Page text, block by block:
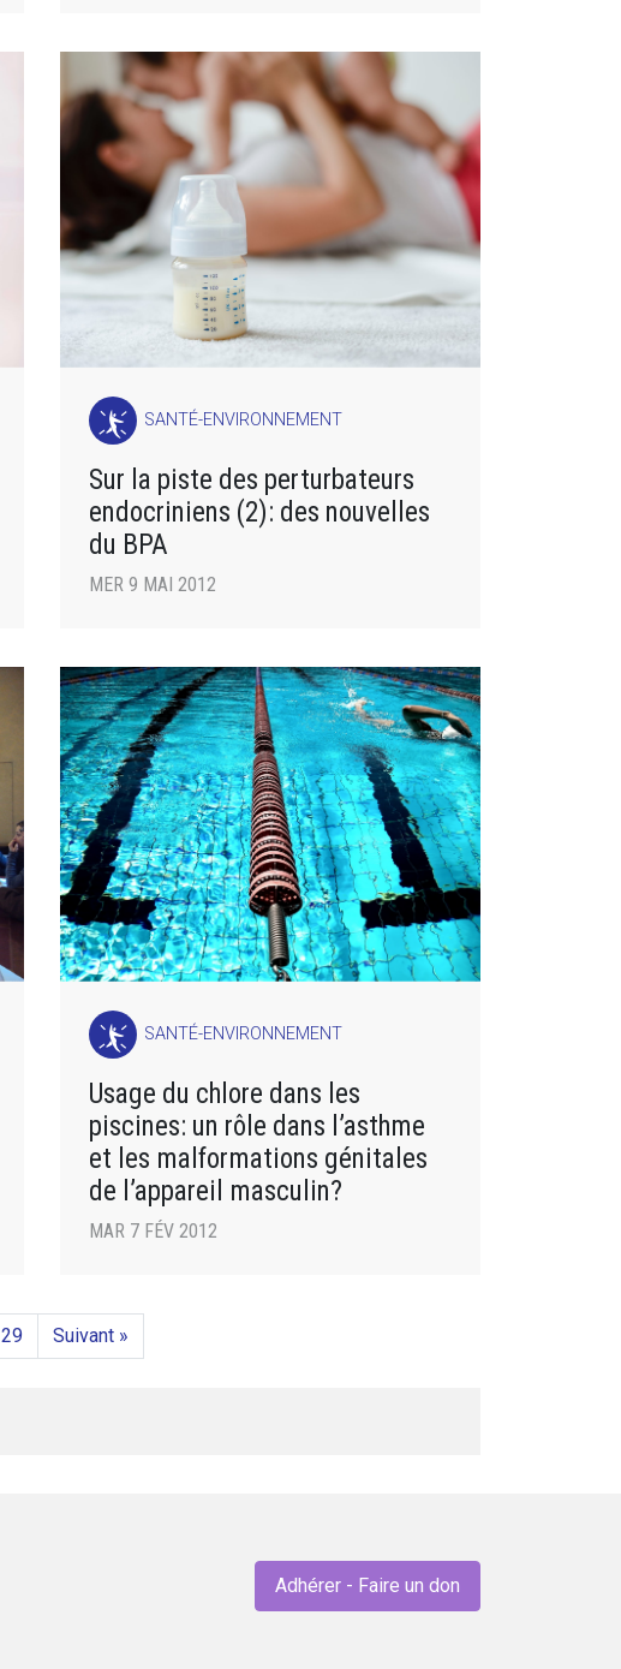
SANTÉ-ENVIRONNEMENT
Sur la piste des perturbateurs
endocriniens (2): des nouvelles
du BPA
MER 9 MAI 2012
SANTÉ-ENVIRONNEMENT
Usage du chlore dans les
piscines: un rôle dans l’asthme
et les malformations génitales
de l’appareil masculin?
MAR 7 FÉV 2012
29 Suivant »
Adhérer - Faire un don